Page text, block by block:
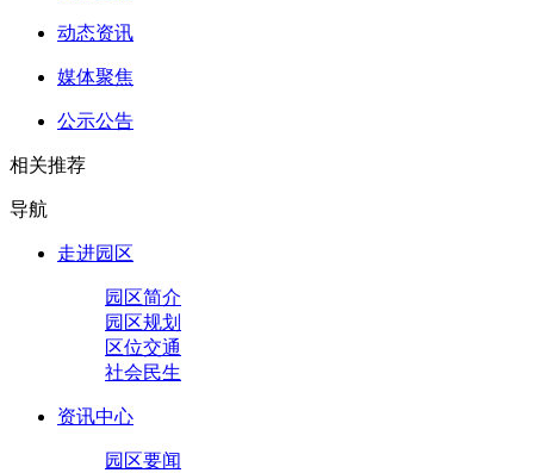
动态资讯
媒体聚焦
公示公告
相关推荐
导航
走进园区
园区简介
园区规划
区位交通
社会民生
资讯中心
园区要闻